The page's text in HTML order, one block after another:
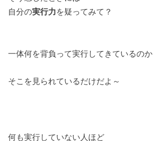
自分の実行力を疑ってみて？
一体何を背負って実行してきているのか
そこを見られているだけだよ～
何も実行していない人ほど